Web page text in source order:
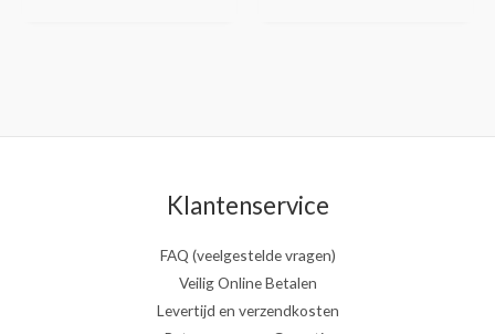
Klantenservice
FAQ (veelgestelde vragen)
Veilig Online Betalen
Levertijd en verzendkosten